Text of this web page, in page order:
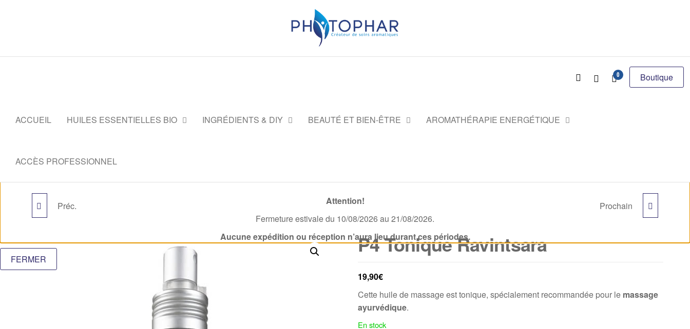
Boutique
0
ACCUEIL HUILES ESSENTIELLES BIO INGRÉDIENTS & DIY BEAUTÉ ET BIEN-ÊTRE AROMATHÉRAPIE ENERGÉTIQUE
ACCÈS PROFESSIONNEL
P3 DÉTENTE LAVANDE
Préc. P5A HYDRATANTE
Prochain
P4 Tonique Ravintsara
19,90€
Cette huile de massage est tonique, spécialement recommandée pour le massage
ayurvédique.
En stock
Attention!
Fermeture estivale du 10/08/2026 au 21/08/2026.
Aucune expédition ou réception n’aura lieu durant ces périodes.
FERMER